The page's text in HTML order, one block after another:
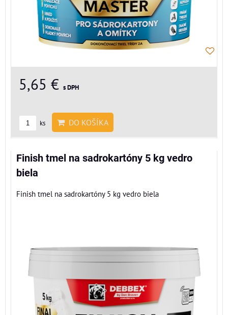
5,65 € s DPH
ks DO KOŠÍKA
Finish tmel na sadrokartóny 5 kg vedro
biela
Finish tmel na sadrokartóny 5 kg vedro biela